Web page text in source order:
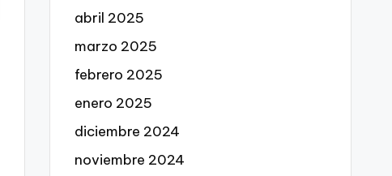
abril 2025
marzo 2025
febrero 2025
enero 2025
diciembre 2024
noviembre 2024